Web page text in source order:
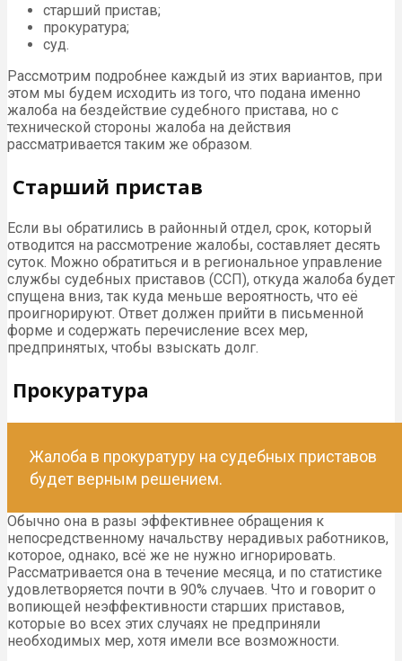
старший пристав;
прокуратура;
суд.
Рассмотрим подробнее каждый из этих вариантов, при
этом мы будем исходить из того, что подана именно
жалоба на бездействие судебного пристава, но с
технической стороны жалоба на действия
рассматривается таким же образом.
Старший пристав
Если вы обратились в районный отдел, срок, который
отводится на рассмотрение жалобы, составляет десять
суток. Можно обратиться и в региональное управление
службы судебных приставов (ССП), откуда жалоба будет
спущена вниз, так куда меньше вероятность, что её
проигнорируют. Ответ должен прийти в письменной
форме и содержать перечисление всех мер,
предпринятых, чтобы взыскать долг.
Прокуратура
Жалоба в прокуратуру на судебных приставов
будет верным решением.
Обычно она в разы эффективнее обращения к
непосредственному начальству нерадивых работников,
которое, однако, всё же не нужно игнорировать.
Рассматривается она в течение месяца, и по статистике
удовлетворяется почти в 90% случаев. Что и говорит о
вопиющей неэффективности старших приставов,
которые во всех этих случаях не предприняли
необходимых мер, хотя имели все возможности.